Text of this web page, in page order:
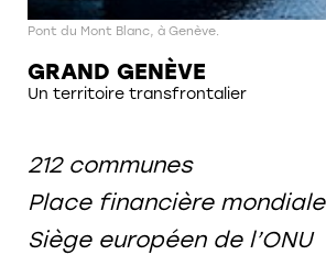
Pont du Mont Blanc, à Genève.
GRAND GENÈVE
Un territoire transfrontalier
212 communes
Place financière mondiale
​Siège européen de l’ONU